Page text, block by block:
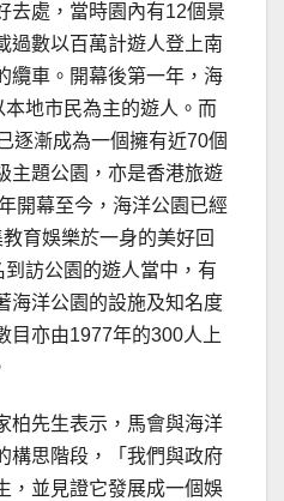
去處，當時園內有12個景
過數以百萬計遊人登上南
纜車。開幕後第一年，海
地市民為主的遊人。而
逐漸成為一個擁有近70個
主題公園，亦是香港旅遊
開幕至今，海洋公園已經
育娛樂於一身的美好回
訪公園的遊人當中，有
海洋公園的設施及知名度
目亦由1977年的300人上
柏先生表示，馬會與海洋
構思階段，「我們與政府
，並見證它發展成一個娛